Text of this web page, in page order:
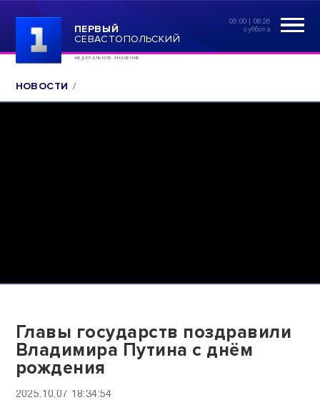
ПЕРВЫЙ
СЕВАСТОПОЛЬСКИЙ
ФЕДЕРАЛЬНОЕ ЗНАЧЕНИЕ
05:00 | 08.26
суббота
НОВОСТИ
Главы государств поздравили
Владимира Путина с днём
рождения
2025.10.07 18:34:54